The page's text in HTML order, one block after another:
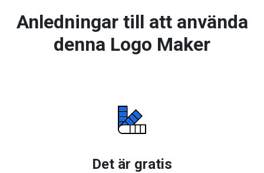
Anledningar till att använda
denna Logo Maker
Det är gratis